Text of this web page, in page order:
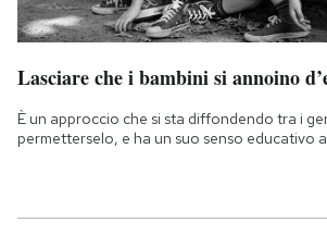
Lasciare che i bambini si annoino
È un approccio che si sta diffondendo tra i
permetterselo, e ha un suo senso educativo